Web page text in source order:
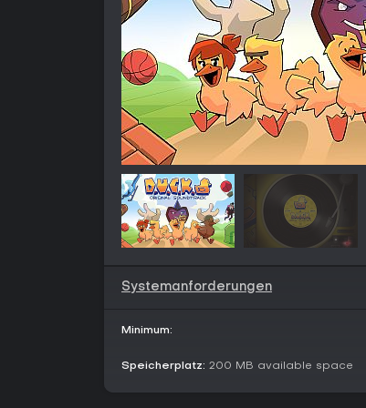
Systemanforderungen
Minimum:
Speicherplatz: 200 MB available space